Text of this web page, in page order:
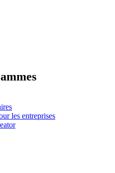
les entreprises